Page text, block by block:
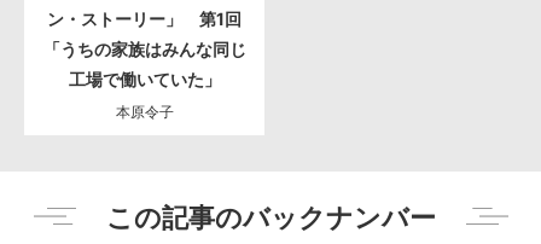
ン・ストーリー」 第1回
「うちの家族はみんな同じ
工場で働いていた」
本原令子
この記事のバックナンバー